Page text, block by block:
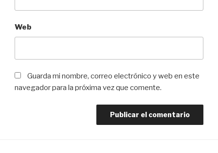
Web
Guarda mi nombre, correo electrónico y web en este
navegador para la próxima vez que comente.